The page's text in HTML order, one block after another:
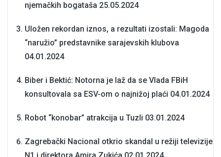
njemačkih bogataša 25.05.2024
Uložen rekordan iznos, a rezultati izostali: Magoda
“naružio” predstavnike sarajevskih klubova
04.01.2024
Biber i Bektić: Notorna je laž da se Vlada FBiH
konsultovala sa ESV-om o najnižoj plaći 04.01.2024
Robot “konobar” atrakcija u Tuzli 03.01.2024
Zagrebački Nacional otkrio skandal u režiji televizije